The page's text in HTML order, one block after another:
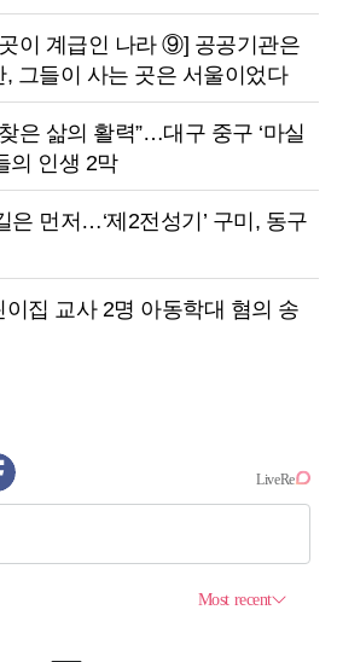
이 계급인 나라 ⑨] 공공기관은
그들이 사는 곳은 서울이었다
은 삶의 활력”…대구 중구 ‘마실
의 인생 2막
은 먼저…‘제2전성기’ 구미, 동구
집 교사 2명 아동학대 혐의 송